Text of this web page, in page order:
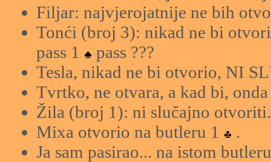
Filjar: najvjerojatnije ne bih
Tonći (broj 3): nikad ne bi
pass 1
pass ???
Tesla, nikad ne bi otvorio, NI
Tvrtko, ne otvara, a kad bi,
Žila (broj 1): ni slučajno otvoriti.
Mixa otvorio na butleru 1
.
Ja sam pasirao... na istom